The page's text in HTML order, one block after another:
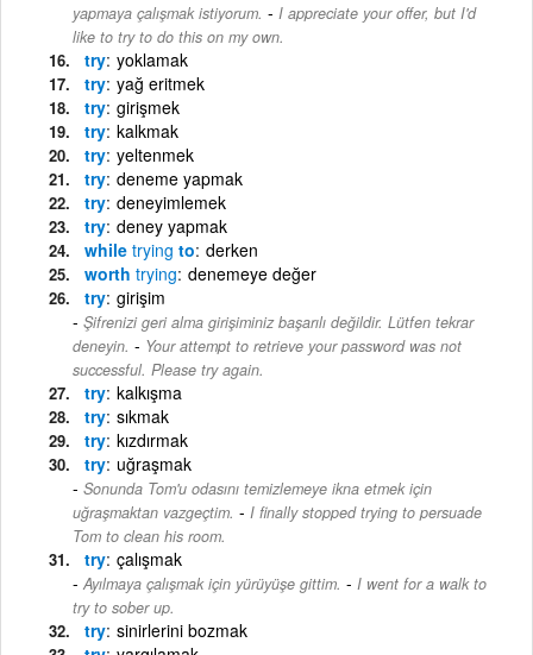
yapmaya çalışmak istiyorum. - I appreciate your offer, but I'd
like to try to do this on my own.
try yoklamak
try yağ eritmek
try girişmek
try kalkmak
try yeltenmek
try deneme yapmak
try deneyimlemek
try deney yapmak
while trying to derken
worth trying denemeye değer
try girişim
Şifrenizi geri alma girişiminiz başarılı değildir. Lütfen tekrar
deneyin. - Your attempt to retrieve your password was not
successful. Please try again.
try kalkışma
try sıkmak
try kızdırmak
try uğraşmak
Sonunda Tom'u odasını temizlemeye ikna etmek için
uğraşmaktan vazgeçtim. - I finally stopped trying to persuade
Tom to clean his room.
try çalışmak
Ayılmaya çalışmak için yürüyüşe gittim. - I went for a walk to
try to sober up.
try sinirlerini bozmak